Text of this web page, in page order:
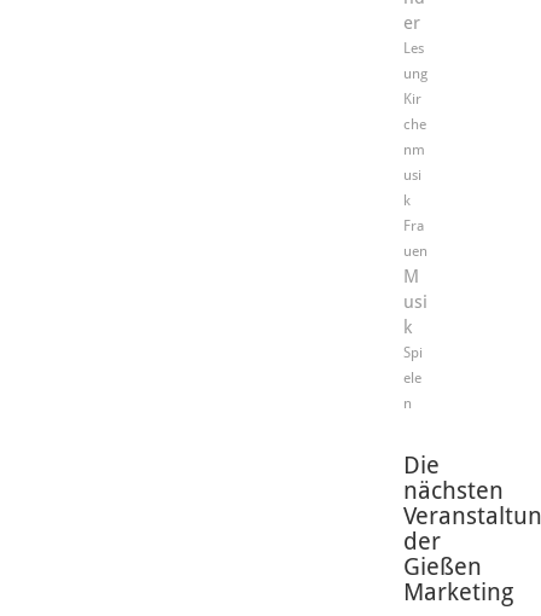
er
Les
ung
Kir
che
nm
usi
k
Fra
uen
M
usi
k
Spi
ele
n
Die
nächsten
der
Gießen
Marketing